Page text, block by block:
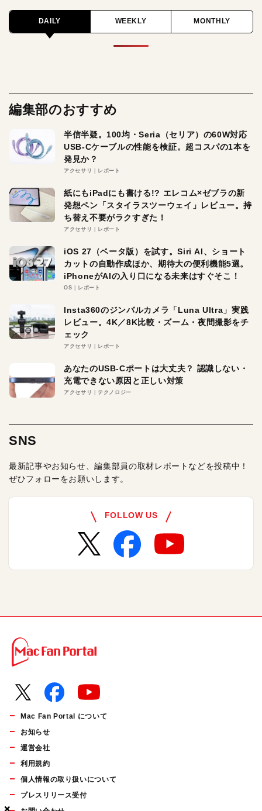
DAILY WEEKLY MONTHLY
編集部のおすすめ
半信半疑。100均・Seria（セリア）の60W対応
USB-Cケーブルの性能を検証。超コスパの1本を
発見か？
アクセサリ レポート
紙にもiPadにも書ける!? エレコム×ゼブラの新
発想ペン「スタイラスツーウェイ」レビュー。持
ち替え不要がラクすぎた！
アクセサリ レポート
iOS 27（ベータ版）を試す。Siri AI、ショート
カットの自動作成ほか、期待大の便利機能5選。
iPhoneがAIの入り口になる未来はすぐそこ！
OS レポート
Insta360のジンバルカメラ「Luna Ultra」実践
レビュー。4K／8K比較・ズーム・夜間撮影をチ
ェック
アクセサリ レポート
あなたのUSB-Cポートは大丈夫？ 認識しない・
充電できない原因と正しい対策
アクセサリ テクノロジー
SNS
最新記事やお知らせ、編集部員の取材レポートなどを投稿中！
ぜひフォローをお願いします。
FOLLOW US
Mac Fan Portal について
お知らせ
運営会社
利用規約
個人情報の取り扱いについて
プレスリリース受付